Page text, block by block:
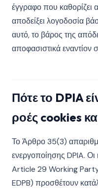
έγγραφο που καθορίζει
αποδείξει λογοδοσία
αυτό, το βάρος της
αποφασιστικά εναντίον
Πότε το DPIA
ροές cookies
Το Άρθρο 35(3)
ενεργοποίησης DPIA. Οι
Article 29 Working
EDPB) προσθέτουν